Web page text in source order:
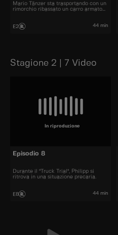
Mario Tänzer sta trasportando con un
rimorchio ribassato un carro armato
E2 44 min
Stagione 2 | 7 Video
In riproduzione
Episodio 8
Durante il "Truck Trial", Philipp si
ritrova in una situazione precaria.
E8 44 min